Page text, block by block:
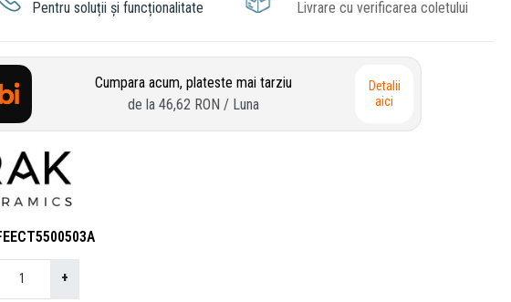
Pentru soluții și funcționalitate
Livrare cu verificarea coletului
Cumpara acum, plateste mai tarziu
de la 46,62 RON / Luna
Detalii
aici
+